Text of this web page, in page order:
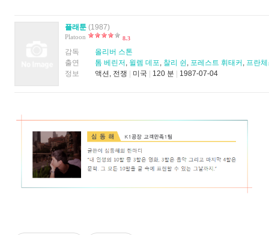
플래툰 (1987)
Platoon 8.3
감독
올리버 스톤
출연
톰 베린저 윌렘 데포 찰리 쉰 포레스트 휘태커 프란
정보
액션, 전쟁 | 미국 | 120 분 | 1987-07-04